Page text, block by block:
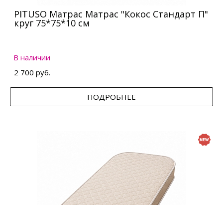
PITUSO Матрас Матрас "Кокос Стандарт П"
круг 75*75*10 см
В наличии
2 700 руб.
ПОДРОБНЕЕ